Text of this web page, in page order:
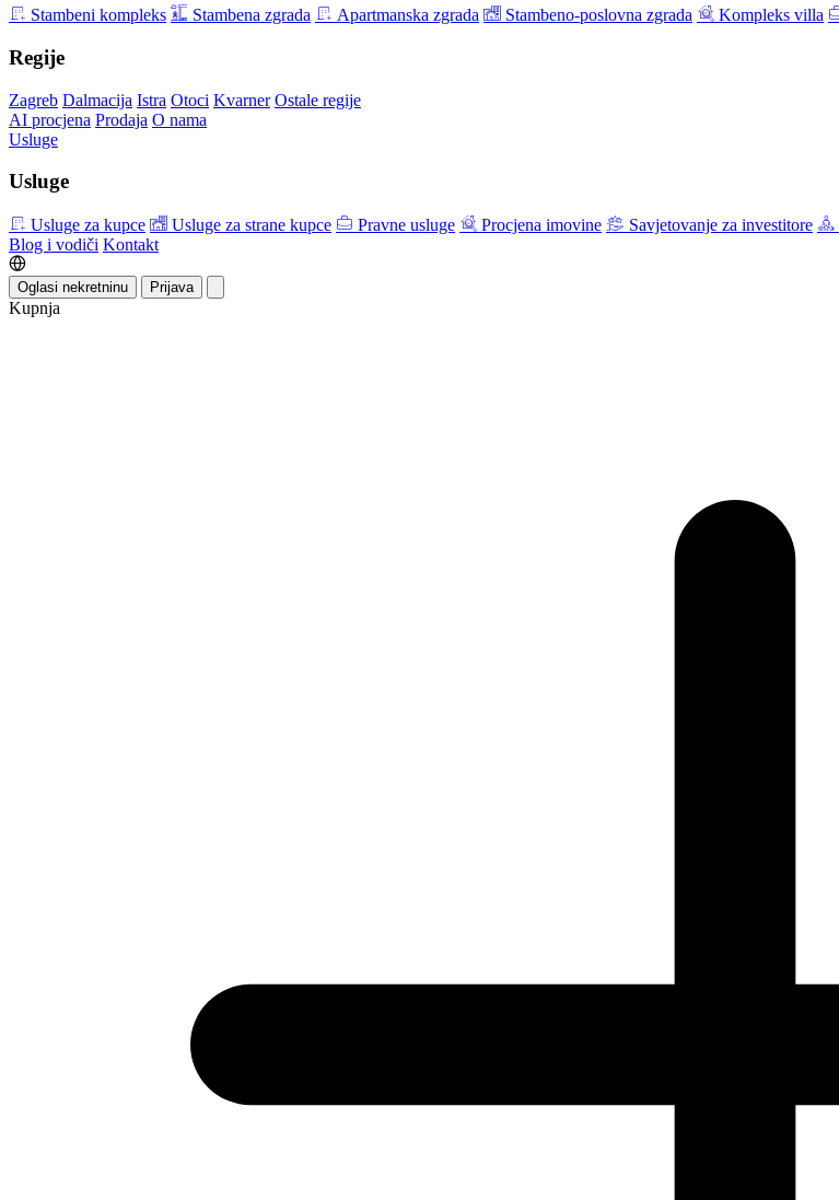
Stambeni kompleks Stambena zgrada Apartmanska zgrada Stambeno-poslovna zgrada Kompleks villa
Regije
Zagreb Dalmacija Istra Otoci Kvarner Ostale regije
AI procjena Prodaja O nama
Usluge
Usluge
Usluge za kupce Usluge za strane kupce Pravne usluge Procjena imovine Savjetovanje za investitore
Blog i vodiči Kontakt
Oglasi nekretninu Prijava
Kupnja